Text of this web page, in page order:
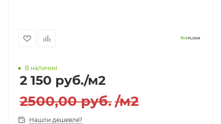
В наличии
2 150 руб./м2
2500,00 руб. /м2
Нашли дешевле?